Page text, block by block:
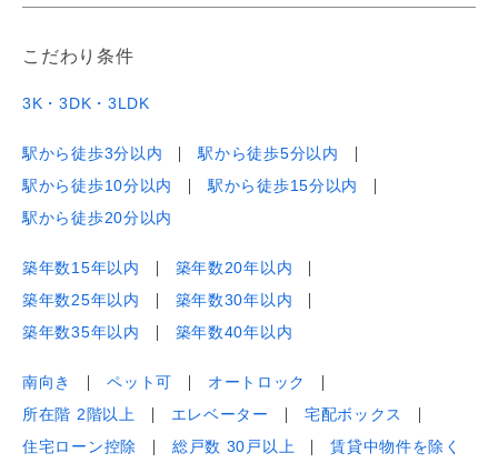
こだわり条件
3K・3DK・3LDK
駅から徒歩3分以内
駅から徒歩5分以内
駅から徒歩10分以内
駅から徒歩15分以内
駅から徒歩20分以内
築年数15年以内
築年数20年以内
築年数25年以内
築年数30年以内
築年数35年以内
築年数40年以内
南向き ペット可
オートロック
所在階 2階以上
エレベーター
宅配ボックス
住宅ローン控除
総戸数 30戸以上 賃貸中物件を除く